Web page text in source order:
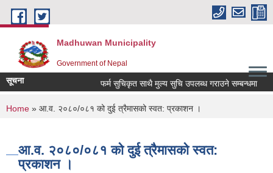
Skip to main content
Madhuwan Municipality
Government of Nepal
सूचना फर्म सुचिकृत साथै मुल्य सुचि उपलब्ध गराउने सम्बन्धमा
You are here
Home » आ.व. २०८०/०८१ को दुई त्रैमासको स्वत: प्रकाशन ।
आ.व. २०८०/०८१ को दुई त्रैमासको स्वत:
प्रकाशन ।